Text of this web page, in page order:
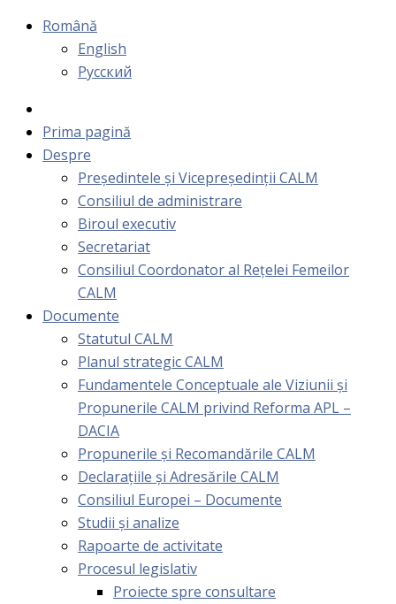
Română
English
Русский
Prima pagină
Despre
Președintele și Vicepreședinții CALM
Consiliul de administrare
Biroul executiv
Secretariat
Consiliul Coordonator al Rețelei Femeilor
CALM
Documente
Statutul CALM
Planul strategic CALM
Fundamentele Conceptuale ale Viziunii și
Propunerile CALM privind Reforma APL –
DACIA
Propunerile și Recomandările CALM
Declarațiile și Adresările CALM
Consiliul Europei – Documente
Studii și analize
Rapoarte de activitate
Procesul legislativ
Proiecte spre consultare